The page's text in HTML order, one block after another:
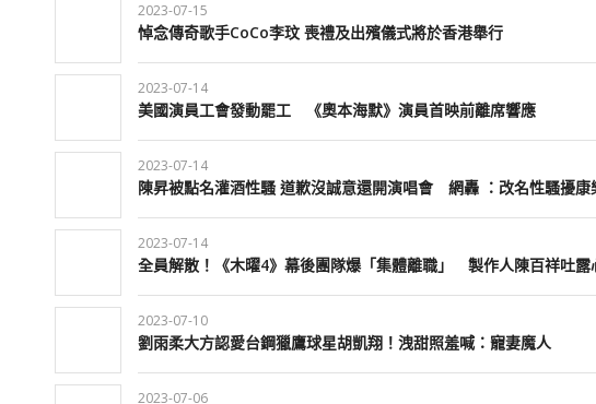
2023-07-15
悼念傳奇歌手CoCo李玟 喪禮及出殯儀式將於香港舉行
2023-07-14
美國演員工會發動罷工 《奧本海默》演員首映前離席響應
2023-07-14
陳昇被點名灌酒性騷 道歉沒誠意還開演唱會 網轟 ：改名性騷擾康
2023-07-14
全員解散！《木曜4》幕後團隊爆「集體離職」 製作人陳百祥吐露
2023-07-10
劉雨柔大方認愛台鋼獵鷹球星胡凱翔！洩甜照羞喊：寵妻魔人
2023-07-06